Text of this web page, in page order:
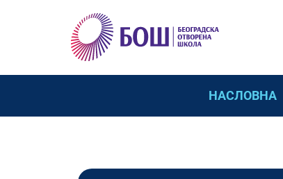
НАСЛОВНА